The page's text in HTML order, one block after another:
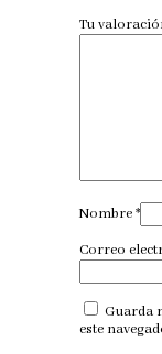
Tu
Nombre*
Correo
Guarda
este